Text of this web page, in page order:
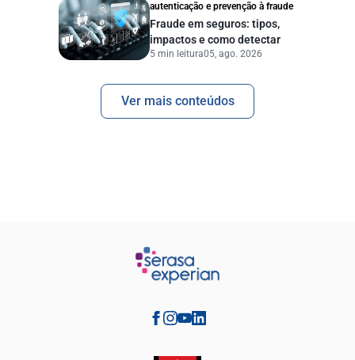
autenticação e prevenção à fraude
Fraude em seguros: tipos,
impactos e como detectar
5 min leitura05, ago. 2026
Ver mais conteúdos